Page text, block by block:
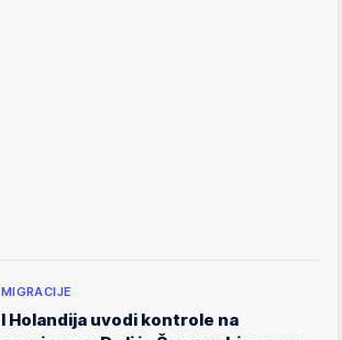
MIGRACIJE
I Holandija uvodi kontrole na